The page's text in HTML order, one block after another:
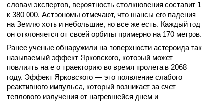
словам экспертов, вероятность столкновения составит 1
к 380 000. Астрономы отмечают, что шансы его падения
на Землю хоть и небольшие, но все же есть. Каждый год
он отклоняется от своей орбиты примерно на 170 метров.
Ранее ученые обнаружили на поверхности астероида так
называемый эффект Ярковского, который может
повлиять на его траекторию во время пролета в 2068
году. Эффект Ярковского — это появление слабого
реактивного импульса, который возникает за счет
теплового излучения от нагревшейся днем и